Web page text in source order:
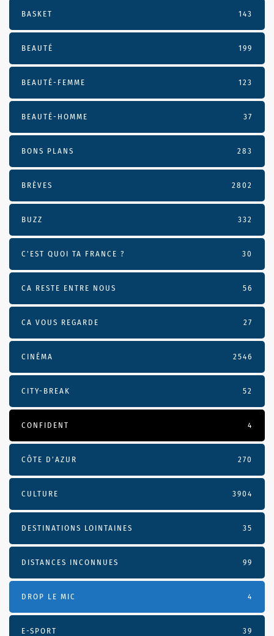
BASKET 143
BEAUTÉ 199
BEAUTÉ-FEMME 123
BEAUTÉ-HOMME 37
BONS PLANS 283
BRÈVES 2802
BUZZ 332
C'EST QUOI TA FRANCE ? 30
CA RESTE ENTRE NOUS 56
CA VOUS REGARDE 27
CINÉMA 2546
CITY-BREAK 52
CONFIDENT 4
CÔTE D’AZUR 270
CULTURE 3904
DESTINATIONS LOINTAINES 35
DISTANCES INCONNUES 99
DROP LE MIC 4
E-SPORT 39